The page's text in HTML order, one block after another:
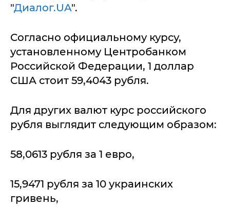
"Диалог.UA".
Согласно официальному курсу,
установленному Центробанком
Российской Федерации, 1 доллар
США стоит 59,4043 рубля.
Для других валют курс российского
рубля выглядит следующим образом:
58,0613 рубля за 1 евро,
15,9471 рубля за 10 украинских
гривень,